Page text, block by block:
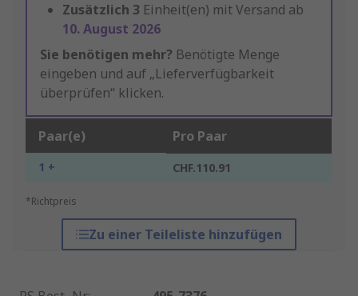
Zusätzlich 3 Einheit(en) mit Versand ab
10. August 2026
Sie benötigen mehr? Benötigte Menge
eingeben und auf „Lieferverfügbarkeit
überprüfen“ klicken.
Paar(e) Pro Paar
1 + CHF.110.91
*Richtpreis
Zu einer Teileliste hinzufügen